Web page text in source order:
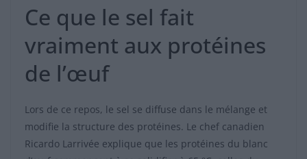
Ce que le sel fait
vraiment aux protéines
de l’œuf
Lors de ce repos, le sel se diffuse dans le mélange et
modifie la structure des protéines. Le chef canadien
Ricardo Larrivée explique que les protéines du blanc